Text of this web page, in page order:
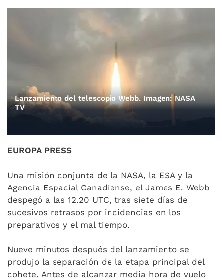
Lanzamiento del telescopio Webb. Imagen: NASA
TV
EUROPA PRESS
Una misión conjunta de la NASA, la ESA y la
Agencia Espacial Canadiense, el James E. Webb
despegó a las 12.20 UTC, tras siete días de
sucesivos retrasos por incidencias en los
preparativos y el mal tiempo.
Nueve minutos después del lanzamiento se
produjo la separación de la etapa principal del
cohete. Antes de alcanzar media hora de vuelo